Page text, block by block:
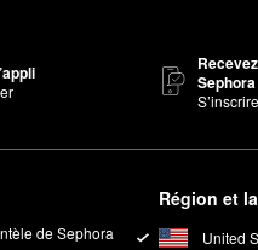
Sephora
de Sephora
Région et
United